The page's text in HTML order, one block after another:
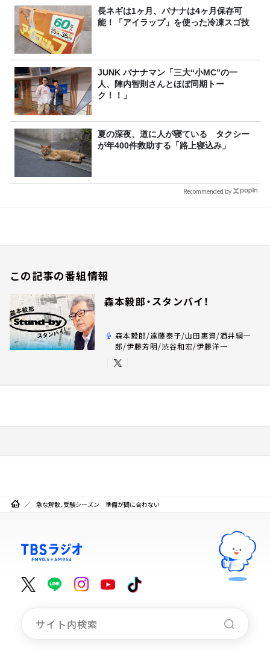
長ネギは1ヶ月、バナナは4ヶ月保存可
能！「アイラップ」を使った冷凍スゴ技
JUNK バナナマン「三大“小MC”の一
人、陣内智則さんとほぼ同期トー
ク！！」
夏の深夜、道に人が寝ている タクシー
が年400件救助する「路上寝込み」
Recommended by
この記事の番組情報
森本毅郎・スタンバイ！
森本毅郎/遠藤泰子/山田惠資/酒井綱一
郎/伊藤芳明/渋谷和宏/伊藤洋一
急な解散、受験シーズン 準備が間に合わない